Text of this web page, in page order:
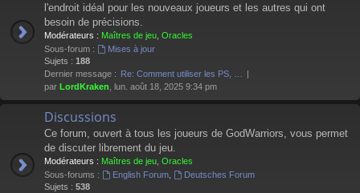
l'endroit idéal pour les nouveaux joueurs et les autres qui ont
besoin de précisions.
Modérateurs : Maîtres de jeu Oracles
Sous-forum :
Mises à jour
Sujets : 188
Dernier message : Re: Comment utiliser les PS, …
par LordKraken , lun. août 18, 2025 9:34 pm
Discussions
Ce forum, ouvert à tous les joueurs de GodWarriors, vous permet
de discuter librement du jeu.
Modérateurs : Maîtres de jeu Oracles
Sous-forums :
English Forum,
Deutsches Forum
Sujets : 538